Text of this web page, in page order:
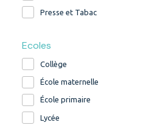
Presse et Tabac
Ecoles
Collège
École maternelle
École primaire
Lycée